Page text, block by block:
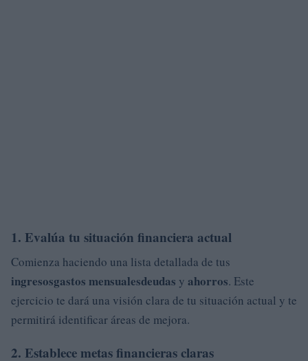
1. Evalúa tu situación financiera actual
Comienza haciendo una lista detallada de tus
ingresosgastos mensualesdeudas y ahorros. Este
ejercicio te dará una visión clara de tu situación actual y te
permitirá identificar áreas de mejora.
2. Establece metas financieras claras